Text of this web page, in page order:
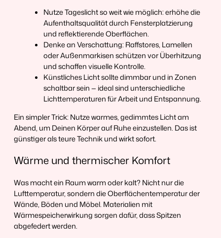
Nutze Tageslicht so weit wie möglich: erhöhe die
Aufenthaltsqualität durch Fensterplatzierung
und reflektierende Oberflächen.
Denke an Verschattung: Raffstores, Lamellen
oder Außenmarkisen schützen vor Überhitzung
und schaffen visuelle Kontrolle.
Künstliches Licht sollte dimmbar und in Zonen
schaltbar sein — ideal sind unterschiedliche
Lichttemperaturen für Arbeit und Entspannung.
Ein simpler Trick: Nutze warmes, gedimmtes Licht am
Abend, um Deinen Körper auf Ruhe einzustellen. Das ist
günstiger als teure Technik und wirkt sofort.
Wärme und thermischer Komfort
Was macht ein Raum warm oder kalt? Nicht nur die
Lufttemperatur, sondern die Oberflächentemperatur der
Wände, Böden und Möbel. Materialien mit
Wärmespeicherwirkung sorgen dafür, dass Spitzen
abgefedert werden.